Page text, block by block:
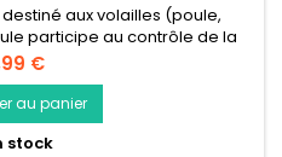
aux volailles (poule,
participe au contrôle de la
du microbiote. Oxipoule
et l’odeur des oeufs et de la
sans risque pendant la
traitement.
€
au panier
stock